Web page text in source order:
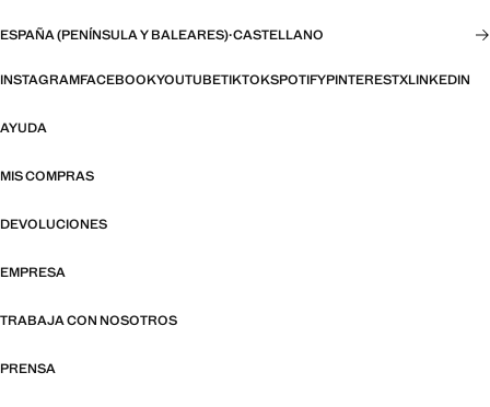
ESPAÑA (PENÍNSULA Y BALEARES)·CASTELLANO
INSTAGRAMFACEBOOKYOUTUBETIKTOKSPOTIFYPINTERESTXLINKEDIN
AYUDA
MIS COMPRAS
DEVOLUCIONES
EMPRESA
TRABAJA CON NOSOTROS
PRENSA